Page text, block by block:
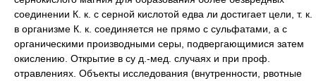
соединении К. к. с серной кислотой едва ли достигает цели, т. к.
в организме К. к. соединяется не прямо с сульфатами, а с
органическими производными серы, подвергающимися затем
окислению. Открытие в су д.-мед. случаях и при проф.
отравлениях. Объекты исследования (внутренности, рвотные